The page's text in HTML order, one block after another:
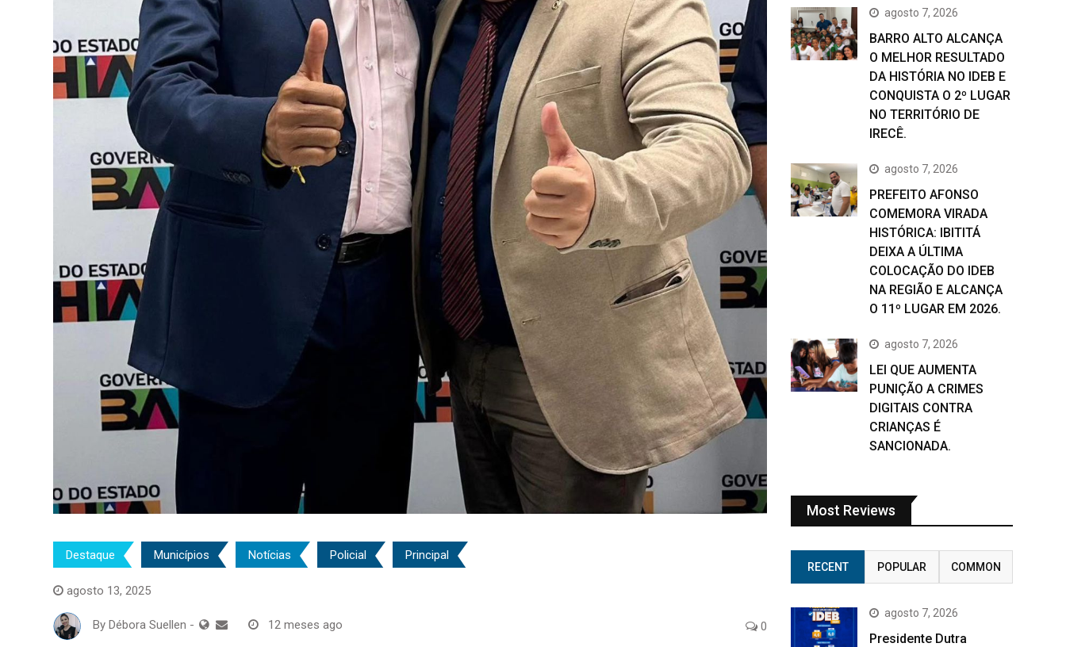
Destaque Municípios Notícias Policial Principal
agosto 13, 2025
By Débora Suellen - 12 meses ago 0
agosto 7, 2026
BARRO ALTO ALCANÇA
O MELHOR RESULTADO
DA HISTÓRIA NO IDEB E
CONQUISTA O 2º LUGAR
NO TERRITÓRIO DE
IRECÊ.
agosto 7, 2026
PREFEITO AFONSO
COMEMORA VIRADA
HISTÓRICA: IBITITÁ
DEIXA A ÚLTIMA
COLOCAÇÃO DO IDEB
NA REGIÃO E ALCANÇA
O 11º LUGAR EM 2026.
agosto 7, 2026
LEI QUE AUMENTA
PUNIÇÃO A CRIMES
DIGITAIS CONTRA
CRIANÇAS É
SANCIONADA.
Most Reviews
RECENT POPULAR COMMON
agosto 7, 2026
Presidente Dutra